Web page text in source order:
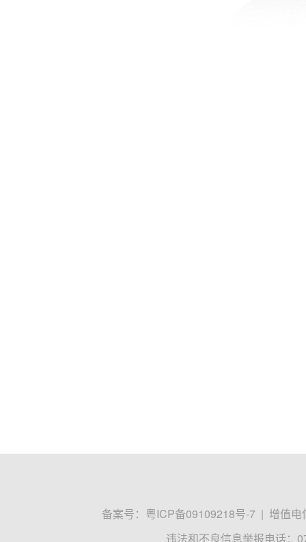
备案号： 粤ICP备09109218号-7 | 增值电
违法和不良信息举报电话：